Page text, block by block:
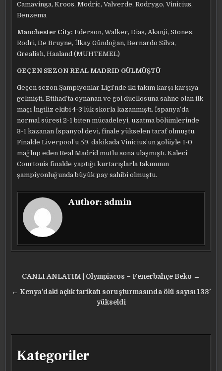
Camavinga, Kroos, Modric, Valverde, Rodrygo, Vinicius,
Benzema
Manchester City: Ederson, Walker, Dias, Akanji, Stones,
Rodri, De Bruyne, İlkay Gündoğan, Bernardo Silva,
Grealish, Haaland (MUHTEMEL)
GEÇEN SEZON REAL MADRID GÜLMÜŞTÜ
Geçen sezon Şampiyonlar Ligi’nde iki takım karşı karşıya
gelmişti. Etihad’ta oynanan ve gol düellosuna sahne olan ilk
maçı İngiliz ekibi 4-3’lük skorla kazanmıştı. İspanya’da
normal süresi 2-1 biten mücadeleyi, uzatma bölümlerinde
3-1 kazanan İspanyol devi, finale yükselen taraf olmuştu.
Finalde Liverpool’u 59. dakikada Vinicius’un golüyle 1-0
mağlup eden Real Madrid mutlu sona ulaşmıştı. Kaleci
Courtouis finalde yaptığı kurtarışlarla takımının
şampiyonluğunda büyük pay sahibi olmuştu.
Author: admin
Yazı
gezinmesi
CANLI ANLATIM | Olympiacos – Fenerbahçe Beko →
← Kenya’daki açlık tarikatı soruşturmasında ölü sayısı 133’
yükseldi
Kategoriler